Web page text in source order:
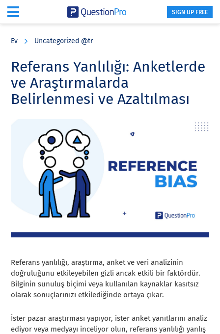
content
sidebar
SIGN UP FREE
Ev Uncategorized @tr
Referans Yanlılığı: Anketlerde
ve Araştırmalarda
Belirlenmesi ve Azaltılması
Referans yanlılığı, araştırma, anket ve veri analizinin
doğruluğunu etkileyebilen gizli ancak etkili bir faktördür.
Bilginin sunuluş biçimi veya kullanılan kaynaklar kasıtsız
olarak sonuçlarınızı etkilediğinde ortaya çıkar.
İster pazar araştırması yapıyor, ister anket yanıtlarını analiz
ediyor veya medyayı inceliyor olun, referans yanlılığı yanlış